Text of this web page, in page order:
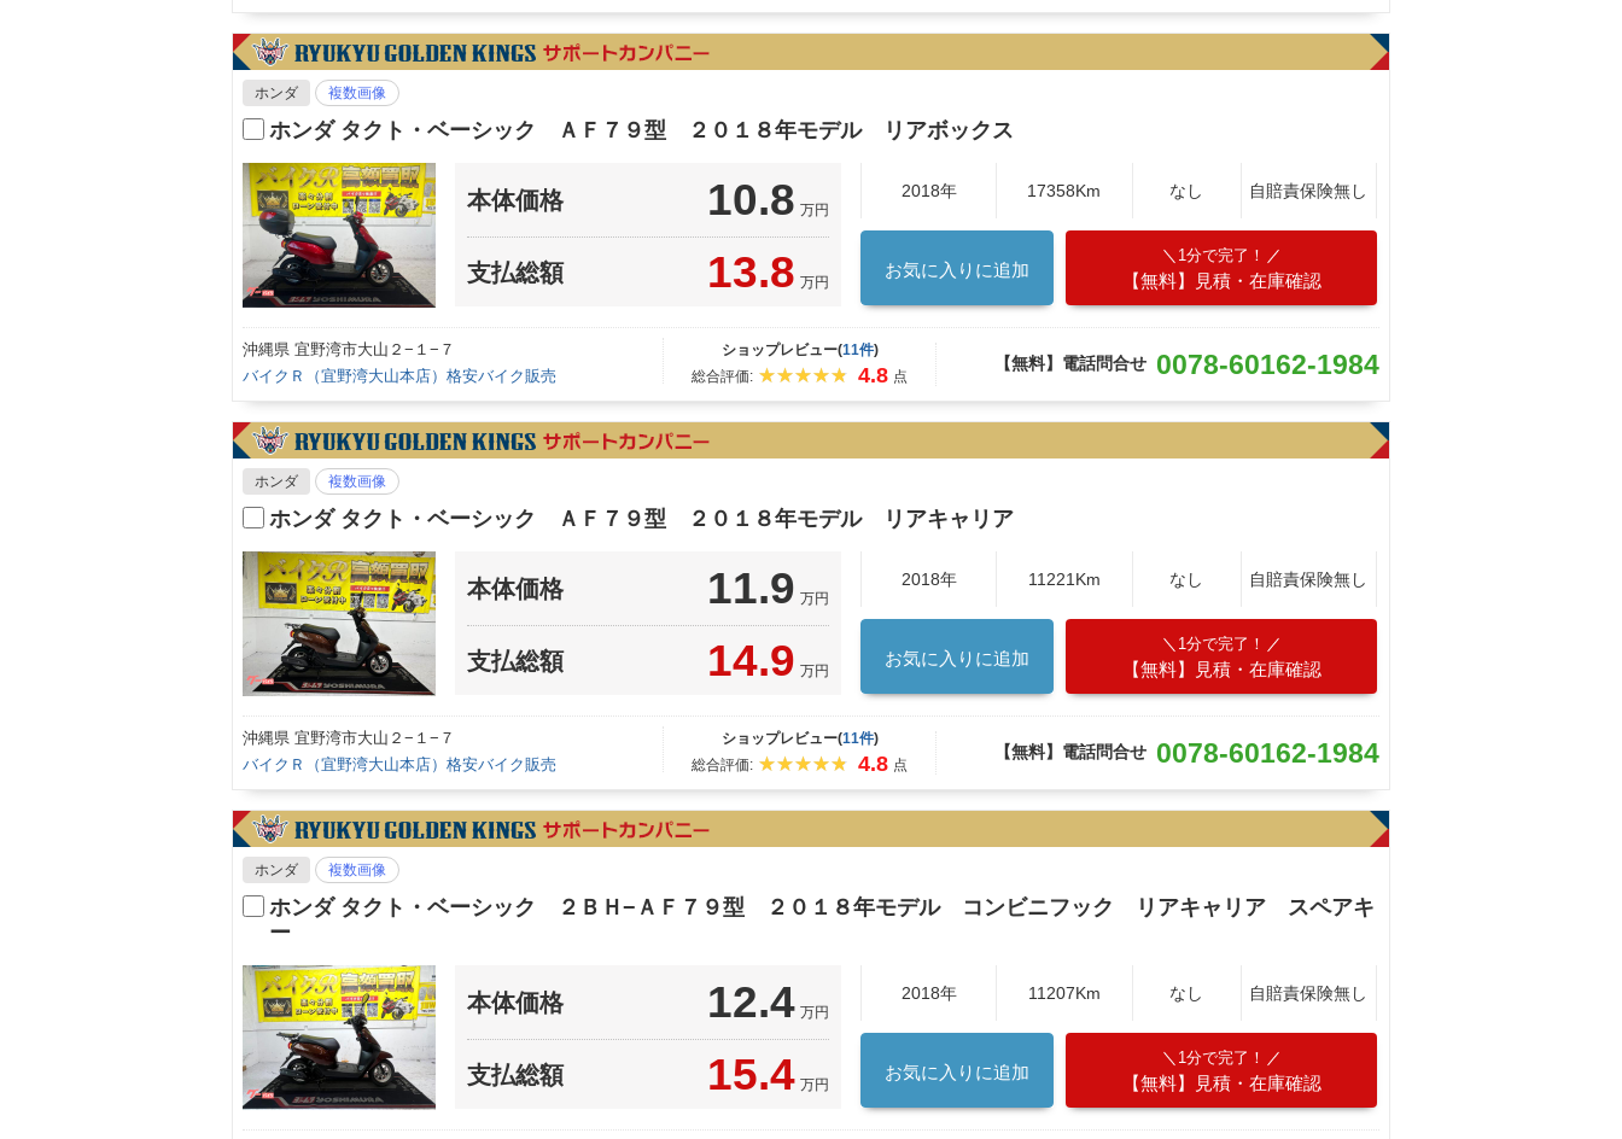
ホンダ 複数画像
ホンダ タクト・ベーシック ＡＦ７９型 ２０１８年モデル リアボックス
本体価格 10.8 万円
支払総額 13.8 万円
2018年 17358Km なし 自賠責保険無し
お気に入りに追加
1分で完了！
【無料】見積・在庫確認
沖縄県 宜野湾市大山２−１−７
バイクＲ（宜野湾大山本店）格安バイク販売
ショップレビュー(11件)
総合評価:
4.8 点
【無料】電話問合せ 0078-60162-1984
ホンダ 複数画像
ホンダ タクト・ベーシック ＡＦ７９型 ２０１８年モデル リアキャリア
本体価格 11.9 万円
支払総額 14.9 万円
2018年 11221Km なし 自賠責保険無し
お気に入りに追加
1分で完了！
【無料】見積・在庫確認
沖縄県 宜野湾市大山２−１−７
バイクＲ（宜野湾大山本店）格安バイク販売
ショップレビュー(11件)
総合評価:
4.8 点
【無料】電話問合せ 0078-60162-1984
ホンダ 複数画像
ホンダ タクト・ベーシック ２ＢＨ−ＡＦ７９型 ２０１８年モデル コンビニフック リアキャリア スペアキ
ー
本体価格 12.4 万円
支払総額 15.4 万円
2018年 11207Km なし 自賠責保険無し
お気に入りに追加
1分で完了！
【無料】見積・在庫確認